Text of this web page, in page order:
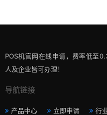
POS机官网在线申请，费率低至
人及企业皆可办理！
导航链接
产品中心 立即申请 行